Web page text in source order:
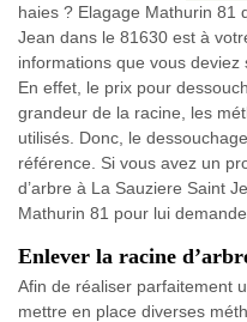
haies ? Elagage Mathurin 81
Jean dans le 81630 est à
informations que vous deviez
En effet, le prix pour
grandeur de la racine, les
utilisés. Donc, le
référence. Si vous avez un
d’arbre à La Sauziere Saint
Mathurin 81 pour lui
Enlever la racine
Afin de réaliser parfaitement
mettre en place diverses